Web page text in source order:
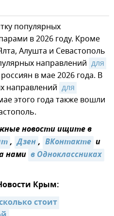
популярных
в 2026 году. Кроме
Алушта и Севастополь
направлений для
россиян в мае 2026 года. В
направлений для
этого года также вошли
новости ищите в
, Дзен, ВКонтакте и
нами в Одноклассниках
Крым:
стоит